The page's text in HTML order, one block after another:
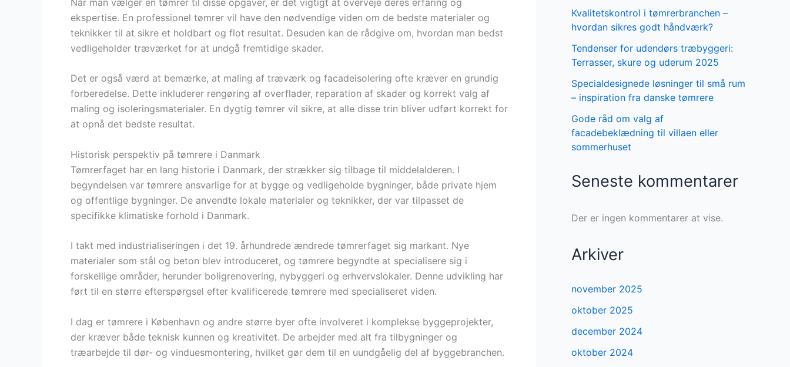
ekspertise. En professionel tømrer vil have den nødvendige viden om de bedste materialer og
teknikker til at sikre et holdbart og flot resultat. Desuden kan de rådgive om, hvordan man bedst
vedligeholder træværket for at undgå fremtidige skader.
Det er også værd at bemærke, at maling af træværk og facadeisolering ofte kræver en grundig
forberedelse. Dette inkluderer rengøring af overflader, reparation af skader og korrekt valg af
maling og isoleringsmaterialer. En dygtig tømrer vil sikre, at alle disse trin bliver udført korrekt for
at opnå det bedste resultat.
Historisk perspektiv på tømrere i Danmark
Tømrerfaget har en lang historie i Danmark, der strækker sig tilbage til middelalderen. I
begyndelsen var tømrere ansvarlige for at bygge og vedligeholde bygninger, både private hjem
og offentlige bygninger. De anvendte lokale materialer og teknikker, der var tilpasset de
specifikke klimatiske forhold i Danmark.
I takt med industrialiseringen i det 19. århundrede ændrede tømrerfaget sig markant. Nye
materialer som stål og beton blev introduceret, og tømrere begyndte at specialisere sig i
forskellige områder, herunder boligrenovering, nybyggeri og erhvervslokaler. Denne udvikling har
ført til en større efterspørgsel efter kvalificerede tømrere med specialiseret viden.
I dag er tømrere i København og andre større byer ofte involveret i komplekse byggeprojekter,
der kræver både teknisk kunnen og kreativitet. De arbejder med alt fra tilbygninger og
træarbejde til dør- og vinduesmontering, hvilket gør dem til en uundgåelig del af byggebranchen.
Kvalitetskontrol i tømrerbranchen –
hvordan sikres godt håndværk?
Tendenser for udendørs træbyggeri:
Terrasser, skure og uderum 2025
Specialdesignede løsninger til små rum
– inspiration fra danske tømrere
Gode råd om valg af
facadebeklædning til villaen eller
sommerhuset
Seneste kommentarer
Der er ingen kommentarer at vise.
Arkiver
november 2025
oktober 2025
december 2024
oktober 2024